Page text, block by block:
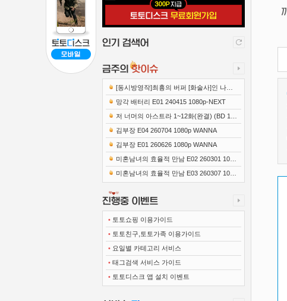
[동시방영작]최흉의 버퍼 [화술사]인 나는
세계 최강 클랜을 이끈다 E12 241219 108..
망각 배터리 E01 240415 1080p-NEXT
저 너머의 아스트라 1~12화(완결) (BD 192
0x1080 x265-10Bit FLACx2)
김부장 E04 260704 1080p WANNA
김부장 E01 260626 1080p WANNA
미혼남녀의 효율적 만남 E02 260301 1080
p-NEXT
미혼남녀의 효율적 만남 E03 260307 1080
• 토토쇼핑 이용가이드
• 토토친구,토토가족 이용가이드
• 요일별 카테고리 서비스
• 태그검색 서비스 가이드
• 토토디스크 앱 설치 이벤트